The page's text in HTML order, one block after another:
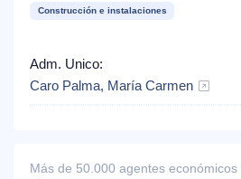
Construcción e instalaciones
Adm. Unico:
Caro Palma, María Carmen
Más de 50.000 agentes